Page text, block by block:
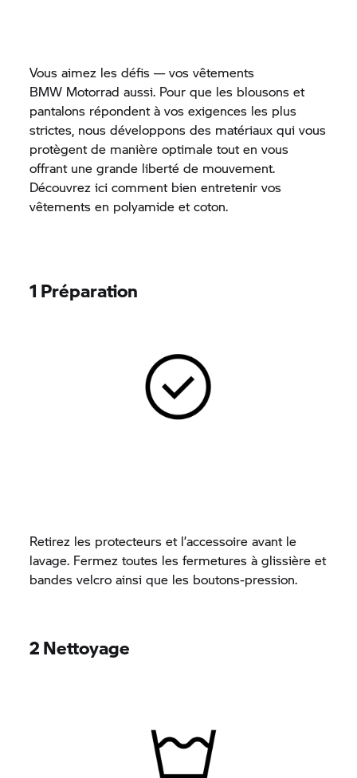
Vous aimez les défis — vos vêtements
BMW Motorrad aussi. Pour que les blousons et
pantalons répondent à vos exigences les plus
strictes, nous développons des matériaux qui vous
protègent de manière optimale tout en vous
offrant une grande liberté de mouvement.
Découvrez ici comment bien entretenir vos
vêtements en polyamide et coton.
1 Préparation
Retirez les protecteurs et l’accessoire avant le
lavage. Fermez toutes les fermetures à glissière et
bandes velcro ainsi que les boutons-pression.
2 Nettoyage